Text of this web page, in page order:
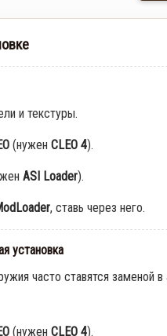
и текстуры.
(нужен CLEO 4).
ASI Loader).
, ставь через него.
установка
часто ставятся заменой
(нужен CLEO 4).